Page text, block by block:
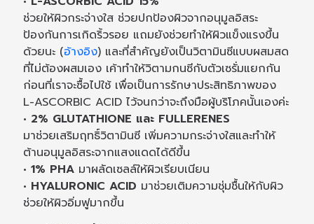
ช่วยให้ผิวกระจ่างใส ช่วยปกป้องผิวจากอนุมูลอิสระ
ป้องกันการเกิดริ้วรอย แถมยังช่วยทำให้ผิวแข็งแรงขึ้น
ด้วยนะ (อ้างอิง) และที่สำคัญยังเป็นวิตามินซีแบบผสมสด
ที่ไม่ต้องผสมเอง เค้าทำให้วิตามกนซีกับตัวเซรั่มแยกกัน
ก่อนที่เราจะซื้อไปใช้ เพื่อเป็นการรักษาประสิทธิภาพของ
L-ASCORBIC ACID ไว้จนกว่าจะถึงมือผู้บริโภคนั้นเองค่ะ
• 2% GLUTATHIONE และ FULLERENES
มาช่วยเสริมฤทธิ์วิตามินซี เพิ่มความกระจ่างใสและทำให้
ต้านอนุมูลอิสระจากแสงแดดได้ดีขึ้น
• 1% PHA มาผลัดเซลล์ให้ผิวเรียบเนียน
• HYALURONIC ACID มาช่วยเติมความชุ่มชื้นให้กับผิว
ช่วยให้ผิวอิ่มฟูมากขึ้น